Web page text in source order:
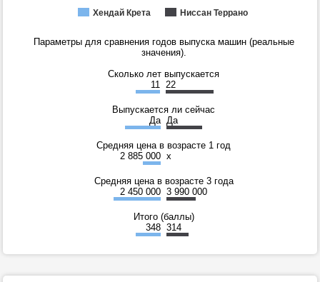
Хендай Крета Ниссан Террано
Параметры для сравнения годов выпуска машин (реальные
значения).
Сколько лет выпускается
11 22
Выпускается ли сейчас
Да Да
Средняя цена в возрасте 1 год
2 885 000 x
Средняя цена в возрасте 3 года
2 450 000 3 990 000
Итого (баллы)
348 314